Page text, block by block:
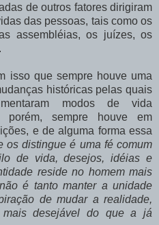
de outros fatores dirigiram
das pessoas, tais como os
assembléias, os juízes, os
isso que sempre houve uma
históricas pelas quais
modos de vida
porém, sempre houve em
e de alguma forma essa
os distingue é uma fé comum
de vida, desejos, idéias e
reside no homem mais
é tanto manter a unidade
de mudar a realidade,
desejável do que a já